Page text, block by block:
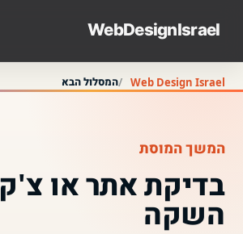
Web Design Israel המסלול הבא
המשך המוסת
בדיקת אתר או
השקה